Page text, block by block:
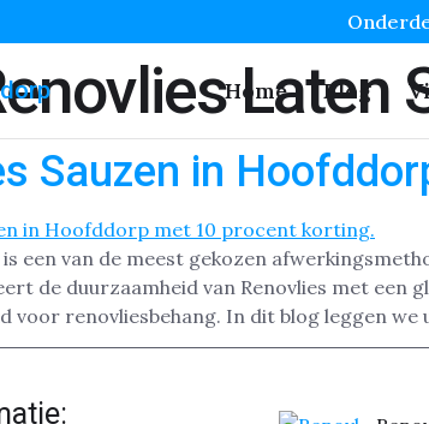
Home Blog
Laten
Sauzen in
is een van de meest gekozen
de duurzaamheid van Renovlies met een
voor renovliesbehang. In dit blog leggen